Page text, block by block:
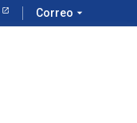
Correo arrow_drop_down